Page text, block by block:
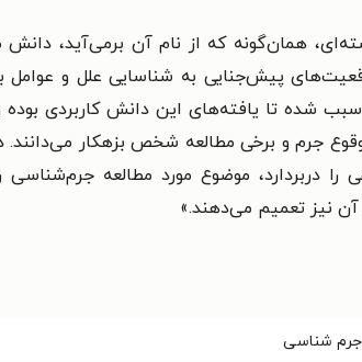
همان‌گونه که از نام آن برمی‌آید،
پیش‌جنایی به شناسایی علل و عوامل
شده تا یافته‌های این دانش کاربردی بوده
جرم و برخی مطالعه شخص بزهکار می‌دانند.
را دربردارد، موضوع مورد مطالعه
آن نیز تعمیم می‌دهند.»
شناسی